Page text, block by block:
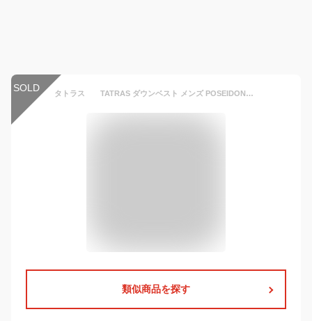
SOLD タトラス TATRAS ダウンベスト メンズ POSEIDONE ポセイドーネ ダウンベスト アイボリー ダウンジレ ナイロン スタンドネック フード着脱式 国内正規品 でらでら公式 ブランド
類似商品を探す